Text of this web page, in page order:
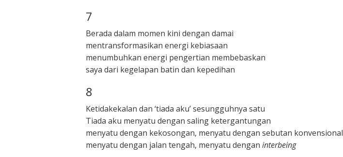
7
Berada dalam momen kini dengan damai
mentransformasikan energi kebiasaan
menumbuhkan energi pengertian membebaskan
saya dari kegelapan batin dan kepedihan
8
Ketidakekalan dan ‘tiada aku’ sesungguhnya satu
Tiada aku menyatu dengan saling ketergantungan
menyatu dengan kekosongan, menyatu dengan sebutan konvensional
menyatu dengan jalan tengah, menyatu dengan interbeing